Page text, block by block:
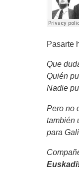
Pasarte
Que
Quién
Nadie
Pero no
también
para